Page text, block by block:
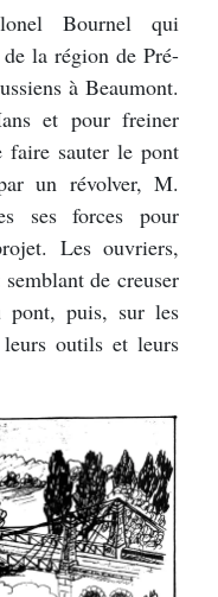
Bournel qui
la région de Pré-
à Beaumont.
et pour freiner
faire sauter le pont
un révolver, M.
ses forces pour
Les ouvriers,
de creuser
pont, puis, sur les
outils et leurs